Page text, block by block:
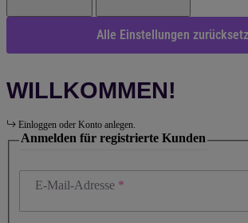
Alle Einstellungen
WILLKOMMEN!
Einloggen oder Konto anlegen.
Anmelden für registrierte Kunden
E-Mail-Adresse